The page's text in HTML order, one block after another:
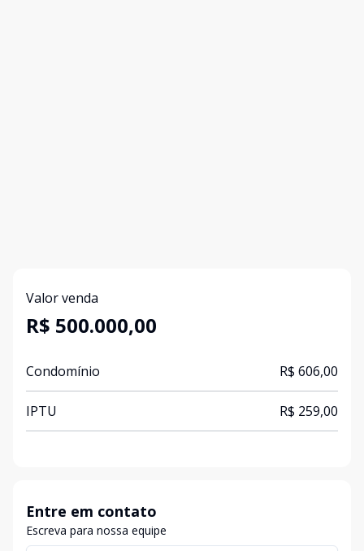
Valor venda
R$ 500.000,00
Condomínio R$ 606,00
IPTU R$ 259,00
Entre em contato
Escreva para nossa equipe